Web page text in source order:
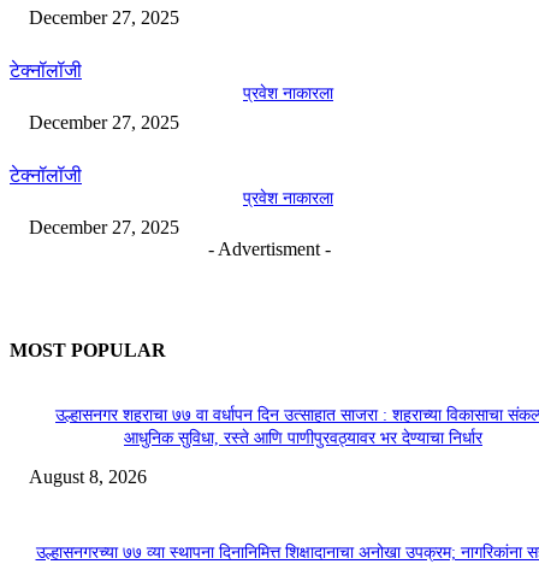
December 27, 2025
टेक्नॉलॉजी
प्रवेश नाकारला
December 27, 2025
टेक्नॉलॉजी
प्रवेश नाकारला
December 27, 2025
- Advertisment -
MOST POPULAR
उल्हासनगर शहराचा ७७ वा वर्धापन दिन उत्साहात साजरा : शहराच्या विकासाचा
आधुनिक सुविधा, रस्ते आणि पाणीपुरवठ्यावर भर देण्याचा निर्धार
August 8, 2026
उल्हासनगरच्या ७७ व्या स्थापना दिनानिमित्त शिक्षादानाचा अनोखा उपक्रम; नागरिकांना